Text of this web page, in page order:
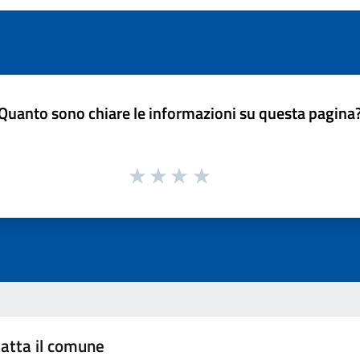
sono chiare le informazioni su questa
il comune